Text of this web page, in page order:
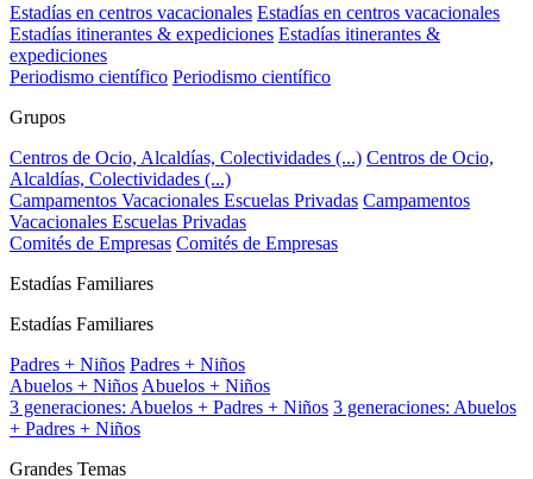
Estadías en centros vacacionales Estadías en centros vacacionales
Estadías itinerantes & expediciones Estadías itinerantes &
expediciones
Periodismo científico Periodismo científico
Grupos
Centros de Ocio, Alcaldías, Colectividades (...) Centros de Ocio,
Alcaldías, Colectividades (...)
Campamentos Vacacionales Escuelas Privadas Campamentos
Vacacionales Escuelas Privadas
Comités de Empresas Comités de Empresas
Estadías Familiares
Estadías Familiares
Padres + Niños Padres + Niños
Abuelos + Niños Abuelos + Niños
3 generaciones: Abuelos + Padres + Niños 3 generaciones: Abuelos
+ Padres + Niños
Grandes Temas